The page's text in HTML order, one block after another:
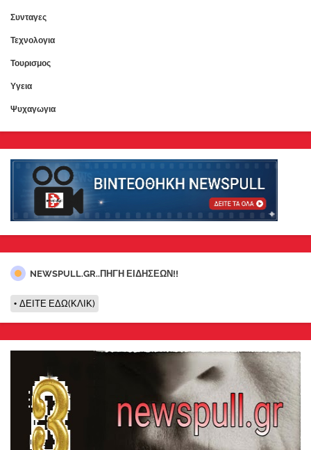
Συνταγες
Τεχνολογια
Τουρισμος
Υγεια
Ψυχαγωγια
NEWSPULL.GR..ΠΗΓΗ ΕΙΔΗΣΕΩΝ!!
ΔΕΙΤΕ ΕΔΩ(ΚΛΙΚ)